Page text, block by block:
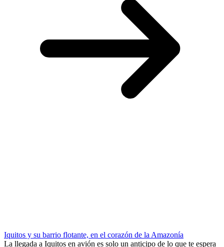
Iquitos y su barrio flotante, en el corazón de la Amazonía
La llegada a Iquitos en avión es solo un anticipo de lo que te espera